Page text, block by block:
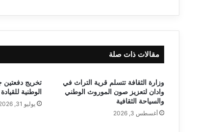
مقالات ذات صلة
وزارة الثقافة تتسلم قرية التراث في
وادان لتعزيز صون الموروث الوطني
والسياحة الثقافية
أغسطس 3, 2026
تخريج دفعتين
الوطنية
يوليو 31, 2026